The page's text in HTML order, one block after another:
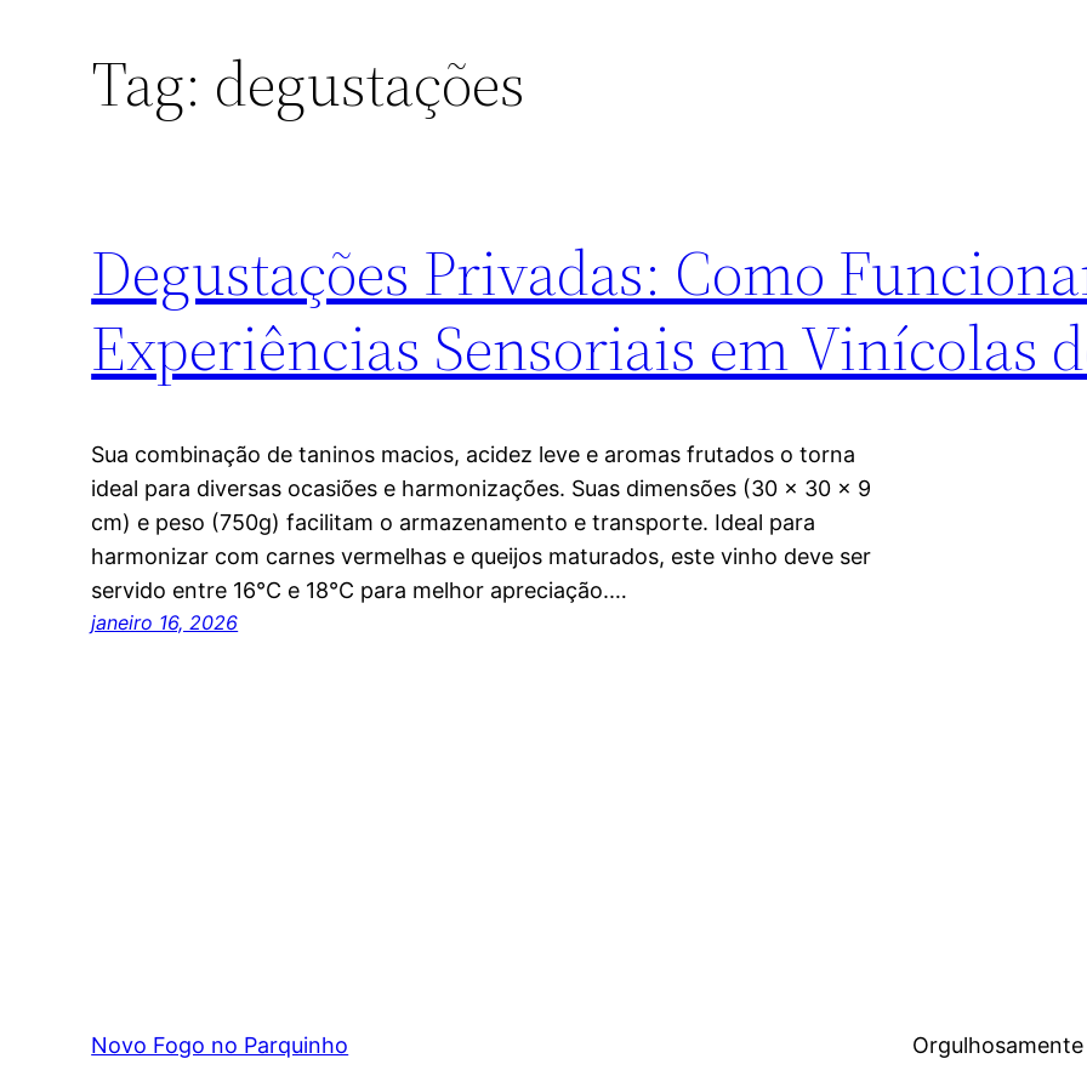
Tag: degustações
Degustações Privadas: Como
Experiências Sensoriais em Vinícolas
Sua combinação de taninos macios, acidez leve e aromas frutados o torna
ideal para diversas ocasiões e harmonizações. Suas dimensões (30 x 30 x 9
cm) e peso (750g) facilitam o armazenamento e transporte. Ideal para
harmonizar com carnes vermelhas e queijos maturados, este vinho deve ser
servido entre 16°C e 18°C para melhor apreciação.…
janeiro 16, 2026
Novo Fogo no Parquinho